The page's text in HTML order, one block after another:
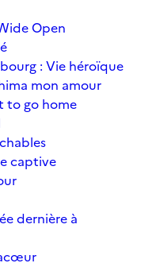
Open
: Vie héroïque
mon amour
to go home
captive
dernière à